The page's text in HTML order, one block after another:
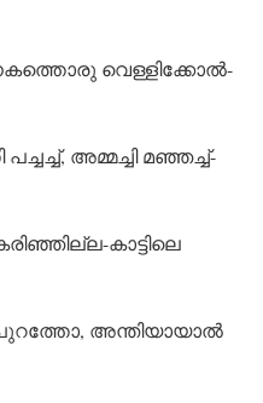
വെള്ളിക്കോല്‍-
അമ്മച്ചി മഞ്ഞച്ച്-
കാട്ടിലെ
അന്തിയായാല്‍